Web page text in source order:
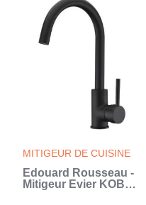
MITIGEUR DE CUISINE
Edouard Rousseau -
Mitigeur Evier KOBEN